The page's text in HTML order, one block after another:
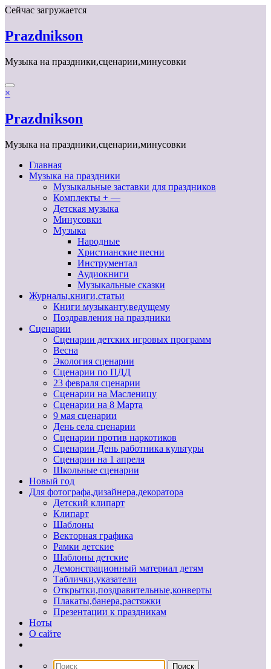
Перейти
содержимому
Сейчас загружается
Prazdnikson
Музыка на праздники,сценарии,минусовки
×
Prazdnikson
Музыка на праздники,сценарии,минусовки
Главная
Музыка на праздники
Музыкальные заставки для праздников
Комплекты + —
Детская музыка
Минусовки
Музыка
Народные
Христианские песни
Инструментал
Аудиокниги
Музыкальные сказки
Журналы,книги,статьи
Книги музыканту,ведущему
Поздравления на праздники
Сценарии
Сценарии детских игровых программ
Весна
Экология сценарии
Сценарии по ПДД
23 февраля сценарии
Сценарии на Масленицу
Сценарии на 8 Марта
9 мая сценарии
День села сценарии
Сценарии против наркотиков
Сценарии День работника культуры
Сценарии на 1 апреля
Школьные сценарии
Новый год
Для фотографа,дизайнера,декоратора
Детский клипарт
Клипарт
Шаблоны
Векторная графика
Рамки детские
Шаблоны детские
Демонстрационный материал детям
Таблички,указатели
Открытки,поздравительные,конверты
Плакаты,банера,растяжки
Презентации к праздникам
Ноты
О сайте